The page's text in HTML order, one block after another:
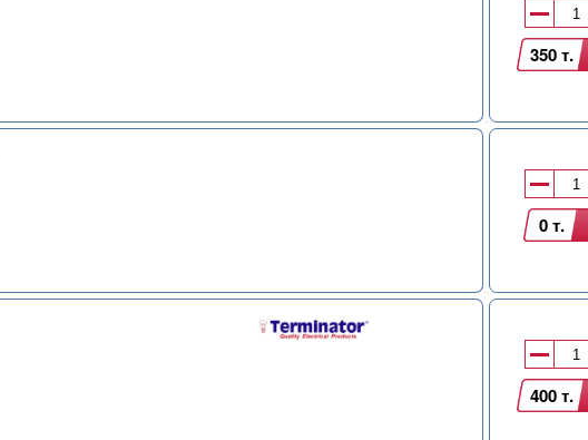
350 т.
0 т.
400 т.